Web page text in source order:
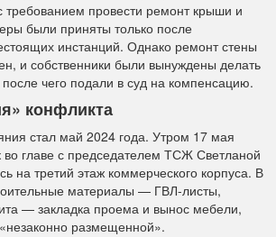
провести ремонт крыши и
были приняты только после
инстанций. Однако ремонт стены
и собственники были вынуждены делать
чего подали в суд на компенсацию.
конфликта
стал май 2024 года. Утром 17 мая
во главе с председателем ТСЖ Светланой
на третий этаж коммерческого корпуса. В
материалы — ГВЛ-листы,
— закладка проема и вынос мебели,
размещенной».